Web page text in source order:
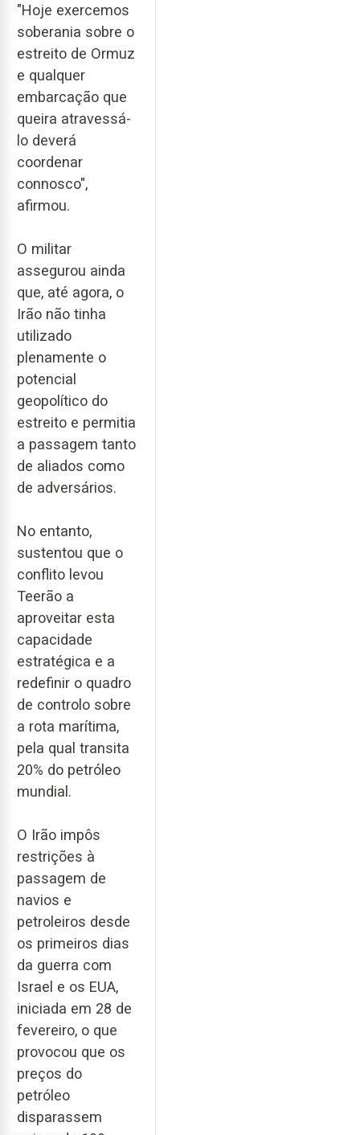
"Hoje exercemos
soberania sobre o
estreito de Ormuz
e qualquer
embarcação que
queira atravessá-
lo deverá
coordenar
connosco",
afirmou.
O militar
assegurou ainda
que, até agora, o
Irão não tinha
utilizado
plenamente o
potencial
geopolítico do
estreito e permitia
a passagem tanto
de aliados como
de adversários.
No entanto,
sustentou que o
conflito levou
Teerão a
aproveitar esta
capacidade
estratégica e a
redefinir o quadro
de controlo sobre
a rota marítima,
pela qual transita
20% do petróleo
mundial.
O Irão impôs
restrições à
passagem de
navios e
petroleiros desde
os primeiros dias
da guerra com
Israel e os EUA,
iniciada em 28 de
fevereiro, o que
provocou que os
preços do
petróleo
disparassem